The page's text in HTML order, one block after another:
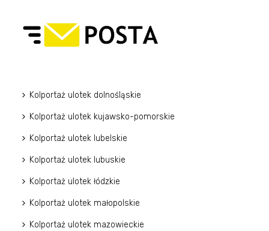
Kolportaż ulotek dolnośląskie
Kolportaż ulotek kujawsko-pomorskie
Kolportaż ulotek lubelskie
Kolportaż ulotek lubuskie
Kolportaż ulotek łódzkie
Kolportaż ulotek małopolskie
Kolportaż ulotek mazowieckie